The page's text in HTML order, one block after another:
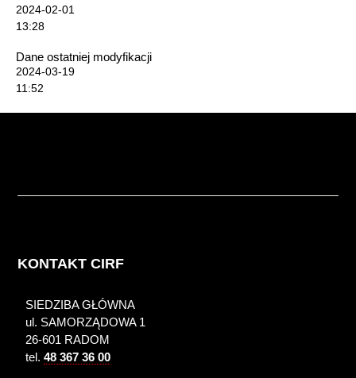
2024-02-01
13:28
Dane ostatniej modyfikacji
2024-03-19
11:52
KONTAKT CIRF
SIEDZIBA GŁÓWNA
ul. SAMORZĄDOWA 1
26-601 RADOM
tel.48 367 36 00